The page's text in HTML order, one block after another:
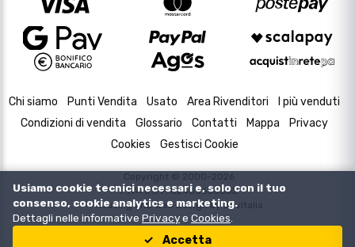
Chi siamo Punti Vendita Usato Area Rivenditori
I più venduti
Condizioni di vendita
Glossario Contatti Mappa
Privacy
Cookies
Gestisci Cookie
Copyright © 2000-2026
P.IVA e C.F. 02433630502
Housing and Web Design byDevItalia
Usiamo cookie tecnici necessari e, solo con il tuo
consenso, cookie analytics e marketing.
Dettagli nelle informative Privacye Cookies
Accetta